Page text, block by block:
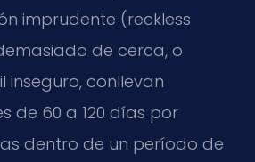
imprudente (reckless
de cerca, o
conllevan
de 60 a 120 días por
dentro de un período de